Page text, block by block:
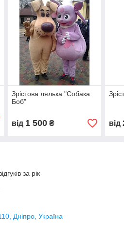
Зрістова лялька "Собака
Боб"
від 1 500₴ від
за рік
Дніпро, Україна